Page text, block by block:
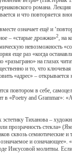
романа.
и что повторяется
означает ещё и
– «старые дрожжи»2, на
невозможность
еще раз «когда
на глазах
и то, что ключевая
«адрес» –
повтором в себе,
«Poetry and Grammar»:
Тиханова –
прозрачность стекла»
сквозь семиотические
и означающее».
Иисусовой молитвы.